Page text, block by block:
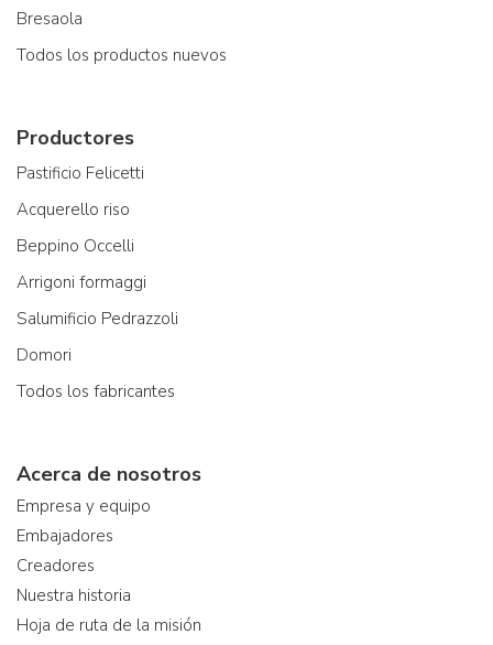
Bresaola
Todos los productos nuevos
Productores
Pastificio Felicetti
Acquerello riso
Beppino Occelli
Arrigoni formaggi
Salumificio Pedrazzoli
Domori
Todos los fabricantes
Acerca de nosotros
Empresa y equipo
Embajadores
Creadores
Nuestra historia
Hoja de ruta de la misión